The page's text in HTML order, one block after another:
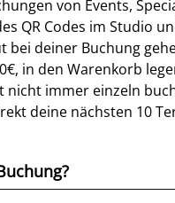
von Events,
QR Codes im Studio
bei deiner Buchung
in den Warenkorb
nicht immer einzeln
deine nächsten 10